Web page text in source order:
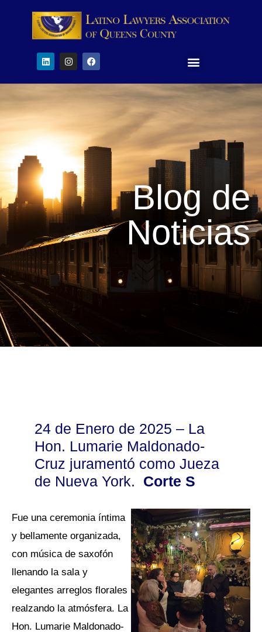
Blog de
Noticias
24 de Enero de 2025 – La
Hon. Lumarie Maldonado-
Cruz juramentó como Jueza
de Nueva York.
Fue una ceremonia íntima
y bellamente organizada,
con música de saxofón
llenando la sala y
elegantes arreglos florales
realzando la atmósfera. La